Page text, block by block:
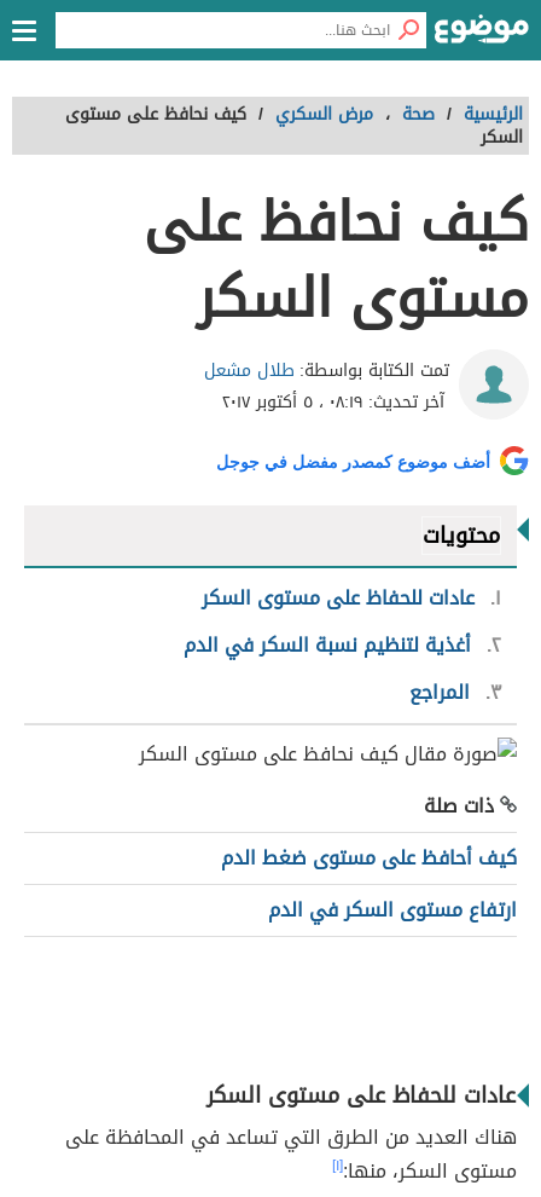
الرئيسية / صحة ، مرض السكري / كيف نحافظ على مستوى
السكر
كيف نحافظ على
مستوى السكر
تمت الكتابة بواسطة: طلال مشعل
آخر تحديث: ٠٨:١٩ ، ٥ أكتوبر ٢٠١٧
أضف موضوع كمصدر مفضل في جوجل
محتويات
١ عادات للحفاظ على مستوى السكر
٢ أغذية لتنظيم نسبة السكر في الدم
٣
المراجع
ذات صلة
كيف أحافظ على مستوى ضغط الدم
ارتفاع مستوى السكر في الدم
عادات للحفاظ على مستوى السكر
هناك العديد من الطرق التي تساعد في المحافظة على
مستوى السكر، منها:[١]